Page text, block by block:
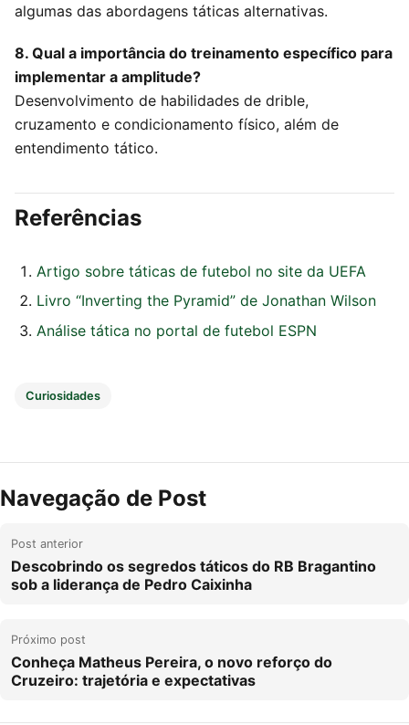
algumas das abordagens táticas alternativas.
8. Qual a importância do treinamento específico para
implementar a amplitude?
Desenvolvimento de habilidades de drible,
cruzamento e condicionamento físico, além de
entendimento tático.
Referências
Artigo sobre táticas de futebol no site da UEFA
Livro “Inverting the Pyramid” de Jonathan Wilson
Análise tática no portal de futebol ESPN
Curiosidades
Navegação de Post
Post anterior
Descobrindo os segredos táticos do RB Bragantino
sob a liderança de Pedro Caixinha
Próximo post
Conheça Matheus Pereira, o novo reforço do
Cruzeiro: trajetória e expectativas